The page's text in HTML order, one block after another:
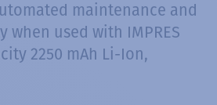
maintenance and
used with IMPRES
2250 mAh Li-Ion,